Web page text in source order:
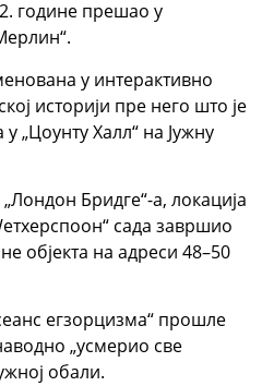
године прешао у
у интерактивно
историји пре него што је
„Цоунтy Халл“ на Јужну
Бридге“-а, локација
сада завршио
објекта на адреси 48–50
егзорцизма“ прошле
„усмерио све
обали.